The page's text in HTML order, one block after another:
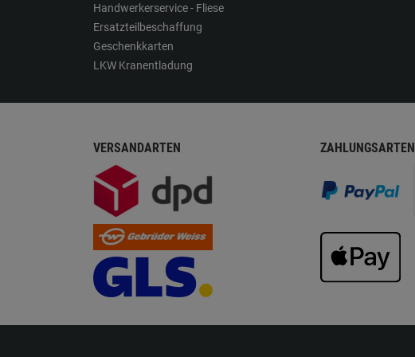
Handwerkerservice - Fliese
Ersatzteilbeschaffung
Geschenkkarten
LKW Kranentladung
VERSANDARTEN ZAHLUNGSARTEN